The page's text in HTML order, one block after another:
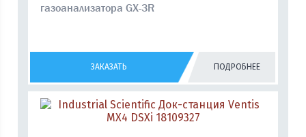
газоанализатора GX-3R
ЗАКАЗАТЬ ПОДРОБНЕЕ